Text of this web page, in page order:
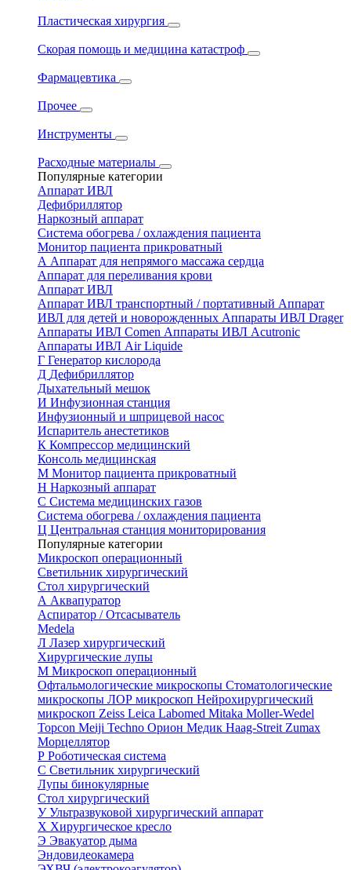
Пластическая хирургия
Скорая помощь и медицина катастроф
Фармацевтика
Прочее
Инструменты
Расходные материалы
Популярные категории
Аппарат ИВЛ
Дефибриллятор
Наркозный аппарат
Система обогрева / охлаждения пациента
Монитор пациента прикроватный
А Аппарат для непрямого массажа сердца
Аппарат для переливания крови
Аппарат ИВЛ
Аппарат ИВЛ транспортный / портативный Аппарат
ИВЛ для детей и новорожденных Аппараты ИВЛ Drager
Аппараты ИВЛ Comen Аппараты ИВЛ Acutronic
Аппараты ИВЛ Air Liquide
Г Генератор кислорода
Д Дефибриллятор
Дыхательный мешок
И Инфузионная станция
Инфузионный и шприцевой насос
Испаритель анестетиков
К Компрессор медицинский
Консоль медицинская
М Монитор пациента прикроватный
Н Наркозный аппарат
С Система медицинских газов
Система обогрева / охлаждения пациента
Ц Центральная станция мониторирования
Популярные категории
Микроскоп операционный
Светильник хирургический
Стол хирургический
А Аквапуратор
Аспиратор / Отсасыватель
Medela
Л Лазер хирургический
Хирургические лупы
М Микроскоп операционный
Офтальмологические микроскопы Стоматологические
микроскопы ЛОР микроскоп Нейрохирургический
микроскоп Zeiss Leica Labomed Mitaka Moller-Wedel
Topcon Meiji Techno Орион Медик Haag-Streit Zumax
Морцеллятор
Р Роботическая система
С Светильник хирургический
Лупы бинокулярные
Стол хирургический
УУльтразвуковой хирургический аппарат
Х Хирургическое кресло
Э Эвакуатор дыма
Эндовидеокамера